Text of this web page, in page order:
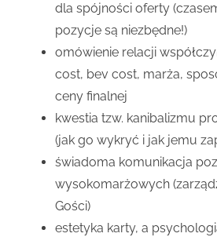
dla spójności oferty
pozycje są niezbędne!)
omówienie relacji
cost, bev cost, marża,
ceny finalnej
kwestia tzw. kanibalizmu
(jak go wykryć i jak jemu
świadoma komunikacja
wysokomarżowych
Gości)
estetyka karty, a